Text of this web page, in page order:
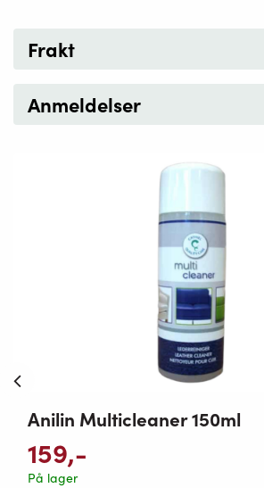
Frakt
Anmeldelser
Anilin Multicleaner 150ml
159,-
På lager